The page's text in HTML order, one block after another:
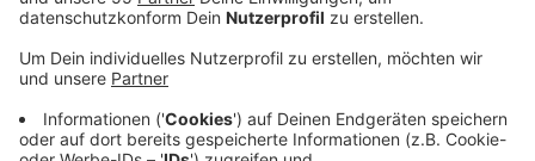
Anzeige
Über den Antrag dazu soll in den kommende Wochen in